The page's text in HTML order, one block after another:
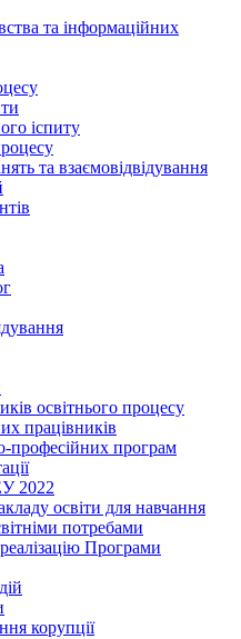
та інформаційних
іспиту
та взаємовідвідування
освітнього процесу
працівників
професійних програм
2022
освіти для навчання
потребами
Програми
корупції